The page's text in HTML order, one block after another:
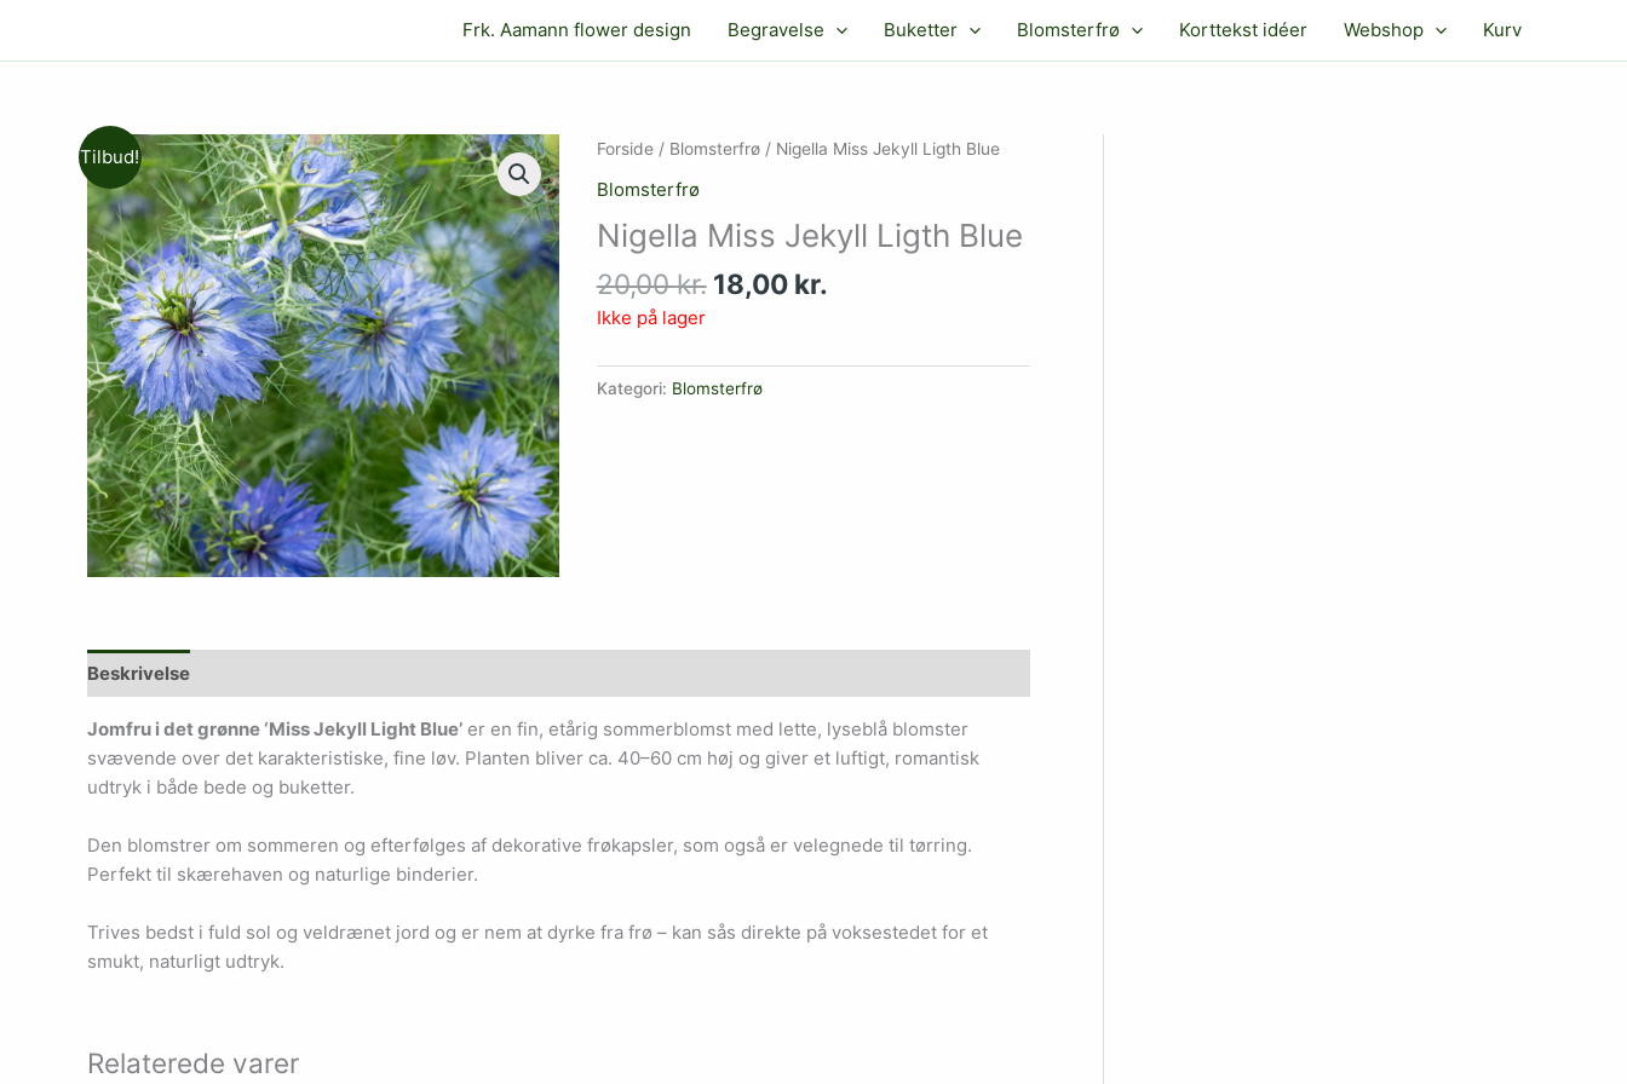
Frk. Aamann flower design Begravelse Buketter Blomsterfrø Korttekst idéer Webshop Kurv
Tilbud! Forside/ Blomsterfrø/ Nigella Miss Jekyll Ligth Blue
Blomsterfrø
Nigella Miss Jekyll Ligth Blue
20,00kr.
Den
var:
18,00 kr.
Den
er:
18,00 kr..
Ikke på lager
Kategori: Blomsterfrø
Beskrivelse
Jomfru i det grønne ‘Miss Jekyll Light Blue’ er en fin, etårig sommerblomst med lette, lyseblå blomster
svævende over det karakteristiske, fine løv. Planten bliver ca. 40–60 cm høj og giver et luftigt, romantisk
udtryk i både bede og buketter.
Den blomstrer om sommeren og efterfølges af dekorative frøkapsler, som også er velegnede til tørring.
Perfekt til skærehaven og naturlige binderier.
Trives bedst i fuld sol og veldrænet jord og er nem at dyrke fra frø – kan sås direkte på voksestedet for et
smukt, naturligt udtryk.
Relaterede varer